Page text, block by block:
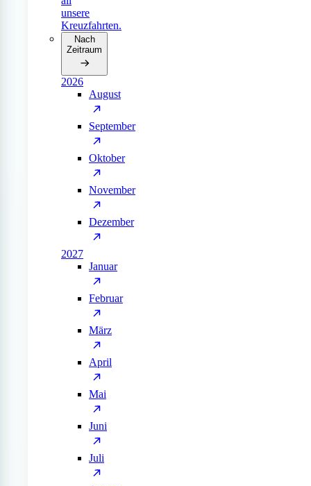
unsere
Kreuzfahrten.
Nach
Zeitraum
2026
August
September
Oktober
November
Dezember
2027
Januar
Februar
März
April
Mai
Juni
Juli